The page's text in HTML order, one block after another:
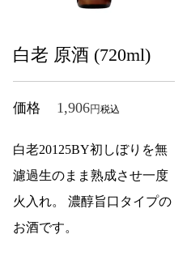
白老 原酒 (720ml)
価格 1,906 税込
白老20125BY初しぼりを無
濾過生のまま熟成させ一度
火入れ。 濃醇旨口タイプの
お酒です。